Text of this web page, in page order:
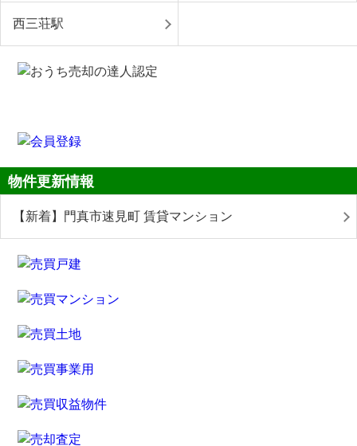
西三荘駅
物件更新情報
【新着】門真市速見町 賃貸マンション